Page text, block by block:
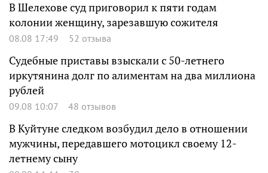
В Шелехове суд приговорил к пяти годам
колонии женщину, зарезавшую сожителя
08.08 17:49 52 отзыва
Судебные приставы взыскали с 50-летнего
иркутянина долг по алиментам на два миллиона
рублей
09.08 10:07 48 отзывов
В Куйтуне следком возбудил дело в отношении
мужчины, передавшего мотоцикл своему 12-
летнему сыну